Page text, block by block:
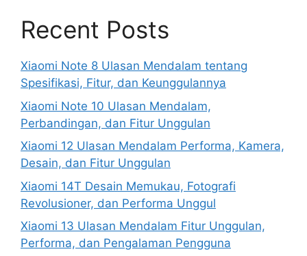
Recent Posts
Xiaomi Note 8 Ulasan Mendalam tentang
Spesifikasi, Fitur, dan Keunggulannya
Xiaomi Note 10 Ulasan Mendalam,
Perbandingan, dan Fitur Unggulan
Xiaomi 12 Ulasan Mendalam Performa, Kamera,
Desain, dan Fitur Unggulan
Xiaomi 14T Desain Memukau, Fotografi
Revolusioner, dan Performa Unggul
Xiaomi 13 Ulasan Mendalam Fitur Unggulan,
Performa, dan Pengalaman Pengguna